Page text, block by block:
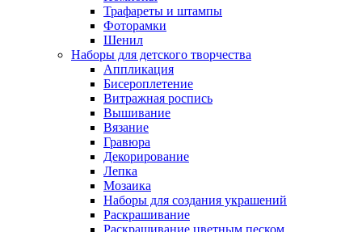
Трафареты и штампы
Фоторамки
Шенил
Наборы для детского творчества
Аппликация
Бисероплетение
Витражная роспись
Вышивание
Вязание
Гравюра
Декорирование
Лепка
Мозаика
Наборы для создания украшений
Раскрашивание
Раскрашивание цветным песком